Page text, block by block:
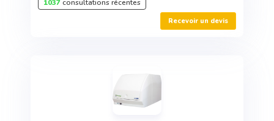
1037consultations récentes
Recevoir un devis